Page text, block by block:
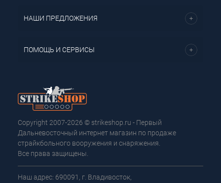
НАШИ ПРЕДЛОЖЕНИЯ
ПОМОЩЬ И СЕРВИСЫ
Copyright 2007-2026 © strikeshop.ru - Первый
Дальневосточный интернет магазин по продаже
страйкбольного вооружения и снаряжения.
Все права защищены.
Наш адрес: 690091, г. Владивосток,